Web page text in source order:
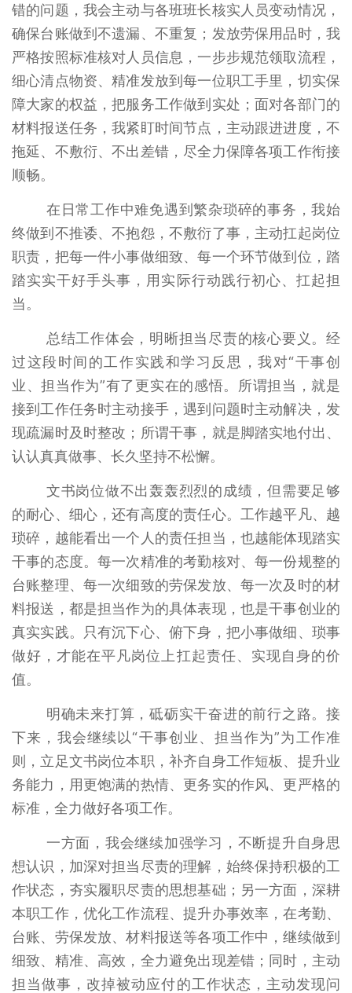
错的问题，我会主动与各班班长核实人员变动情况，
确保台账做到不遗漏、不重复；发放劳保用品时，我
严格按照标准核对人员信息，一步步规范领取流程，
细心清点物资、精准发放到每一位职工手里，切实保
障大家的权益，把服务工作做到实处；面对各部门的
材料报送任务，我紧盯时间节点，主动跟进进度，不
拖延、不敷衍、不出差错，尽全力保障各项工作衔接
顺畅。
在日常工作中难免遇到繁杂琐碎的事务，我始
终做到不推诿、不抱怨，不敷衍了事，主动扛起岗位
职责，把每一件小事做细致、每一个环节做到位，踏
踏实实干好手头事，用实际行动践行初心、扛起担
当。
总结工作体会，明晰担当尽责的核心要义。经
过这段时间的工作实践和学习反思，我对“干事创
业、担当作为”有了更实在的感悟。所谓担当，就是
接到工作任务时主动接手，遇到问题时主动解决，发
现疏漏时及时整改；所谓干事，就是脚踏实地付出、
认认真真做事、长久坚持不松懈。
文书岗位做不出轰轰烈烈的成绩，但需要足够
的耐心、细心，还有高度的责任心。工作越平凡、越
琐碎，越能看出一个人的责任担当，也越能体现踏实
干事的态度。每一次精准的考勤核对、每一份规整的
台账整理、每一次细致的劳保发放、每一次及时的材
料报送，都是担当作为的具体表现，也是干事创业的
真实实践。只有沉下心、俯下身，把小事做细、琐事
做好，才能在平凡岗位上扛起责任、实现自身的价
值。
明确未来打算，砥砺实干奋进的前行之路。接
下来，我会继续以“干事创业、担当作为”为工作准
则，立足文书岗位本职，补齐自身工作短板、提升业
务能力，用更饱满的热情、更务实的作风、更严格的
标准，全力做好各项工作。
一方面，我会继续加强学习，不断提升自身思
想认识，加深对担当尽责的理解，始终保持积极的工
作状态，夯实履职尽责的思想基础；另一方面，深耕
本职工作，优化工作流程、提升办事效率，在考勤、
台账、劳保发放、材料报送等各项工作中，继续做到
细致、精准、高效，全力避免出现差错；同时，主动
担当做事，改掉被动应付的工作状态，主动发现问